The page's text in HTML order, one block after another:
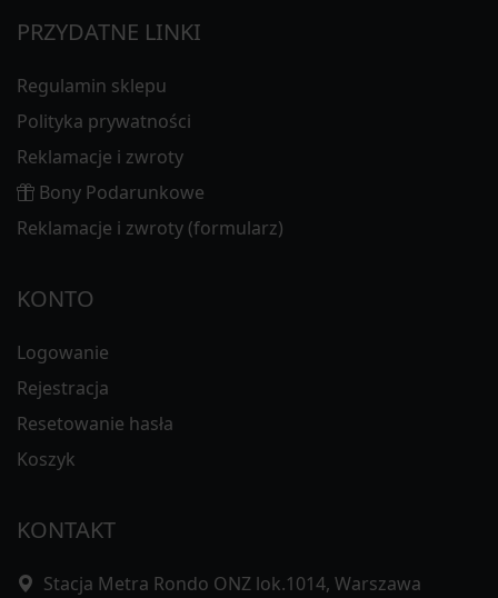
PRZYDATNE LINKI
Regulamin sklepu
Polityka prywatności
Reklamacje i zwroty
Bony Podarunkowe
Reklamacje i zwroty (formularz)
KONTO
Logowanie
Rejestracja
Resetowanie hasła
Koszyk
KONTAKT
Stacja Metra Rondo ONZ lok.1014, Warszawa